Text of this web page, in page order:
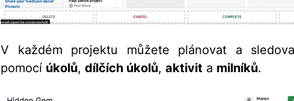
V každém projektu můžete plánovat a
pomocí úkolů, dílčích úkolů, aktivit a milníků.